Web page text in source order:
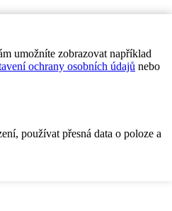
umožníte zobrazovat například
ochrany osobních údajů nebo
používat přesná data o poloze a